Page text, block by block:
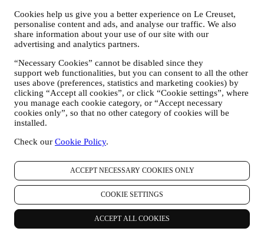
Cookies help us give you a better experience on Le Creuset,
personalise content and ads, and analyse our traffic. We also
share information about your use of our site with our
advertising and analytics partners.
“Necessary Cookies” cannot be disabled since they
support web functionalities, but you can consent to all the other
uses above (preferences, statistics and marketing cookies) by
clicking “Accept all cookies”, or click “Cookie settings”, where
you manage each cookie category, or “Accept necessary
cookies only”, so that no other category of cookies will be
installed.
Check our Cookie Policy.
ACCEPT NECESSARY COOKIES ONLY
COOKIE SETTINGS
ACCEPT ALL COOKIES
les données concernant votre historique de navigation en ligne
(p.ex. les identifiants en ligne, tels que votre adresse IP, la
version de votre navigateur, votre système d’exploitation, la
durée de votre visite, votre identification par notre système
collectées pendant votre visite à notre Site web (que vous
soyez un utilisateur enregistré ou non), grâce à l’usage d’un
journal de navigation et/ou de technologies de traçage, telles
que les “cookies” (pour les informations sur la collecte de
données via des cookies, vous pouvez consulter ici notre
Politique en matière de Cookies), dans le but d’améliorer nos
services et nos annonces ou de procéder à des analyses
statistiques ; dans la majorité des cas, nous ne serons pas en
mesure de vous identifier sur base de ces informations
techniques.
votre feedback, vos demandes, réclamations, questions ou
interactions avec nous (par exemple vos messages, chats,
posts sur les réseaux sociaux, e-mails ou appels
téléphoniques).
Les données personnelles vous concernant, que nous collectons